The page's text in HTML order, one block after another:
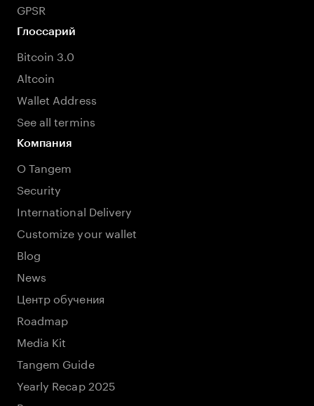
GPSR
Глоссарий
Bitcoin 3.0
Altcoin
Wallet Address
See all termins
Компания
О Tangem
Security
International Delivery
Customize your wallet
Blog
News
Центр обучения
Roadmap
Media Kit
Tangem Guide
Yearly Recap 2025